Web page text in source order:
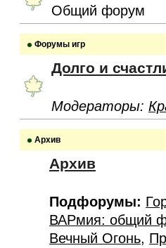
Общий форум
Форумы игр
Долго и
Модераторы:
Архив
Архив
Подфорумы:
ВАРмия: общий
Вечный Огонь,